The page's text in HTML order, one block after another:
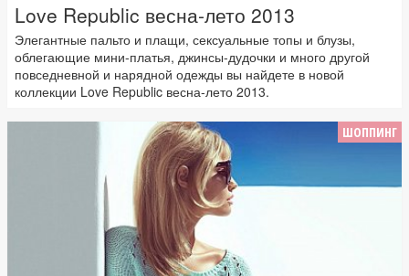
Love Republic весна-лето 2013
Элегантные пальто и плащи, сексуальные топы и блузы,
облегающие мини-платья, джинсы-дудочки и много другой
повседневной и нарядной одежды вы найдете в новой
коллекции Love Republic весна-лето 2013.
ШОППИНГ